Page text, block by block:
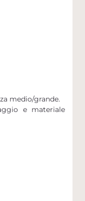
medio/grande.
e materiale